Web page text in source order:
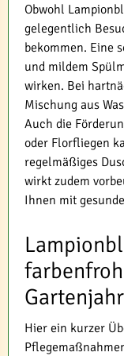
Obwohl
gelegentlich
bekommen. Eine
und mildem
wirken. Bei
Mischung aus
Auch die
oder Florfliegen
regelmäßiges
wirkt zudem
Ihnen mit
Gartenjahr
Hier ein kurzer